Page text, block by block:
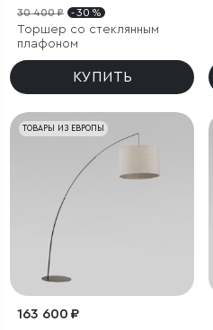
30 400 ₽ - 30 %
Торшер со стеклянным
плафоном
КУПИТЬ
ТОВАРЫ ИЗ ЕВРОПЫ
163 600 ₽